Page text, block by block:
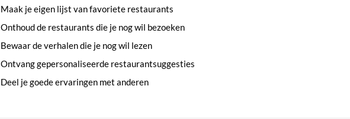
Maak je eigen lijst van favoriete restaurants
Onthoud de restaurants die je nog wil bezoeken
Bewaar de verhalen die je nog wil lezen
Ontvang gepersonaliseerde restaurantsuggesties
Deel je goede ervaringen met anderen